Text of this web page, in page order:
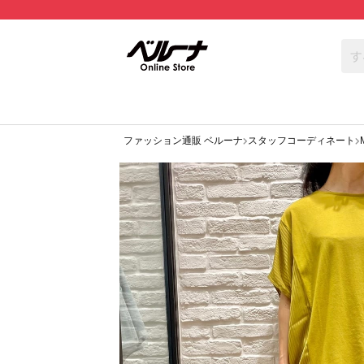
ファッション通販 ベルーナ スタッフコーディネート